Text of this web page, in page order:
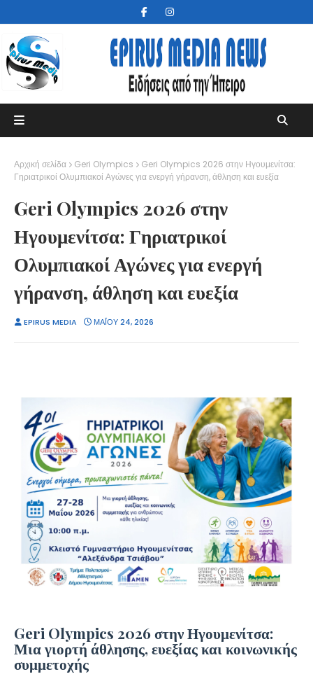
Αρχική σελίδα Geri Olympics
Geri Olympics 2026 στην Ηγουμενίτσα:
Γηριατρικοί Ολυμπιακοί Αγώνες για ενεργή γήρανση, άθληση και ευεξία
Geri Olympics 2026 στην
Ηγουμενίτσα: Γηριατρικοί
Ολυμπιακοί Αγώνες για ενεργή
γήρανση, άθληση και ευεξία
EPIRUS MEDIA ΜΑΪ́ΟΥ 24, 2026
Geri Olympics 2026 στην Ηγουμενίτσα:
Μια γιορτή άθλησης, ευεξίας και κοινωνικής
συμμετοχής